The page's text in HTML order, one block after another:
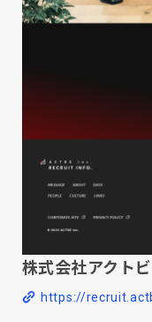
株式会社アクト
https://